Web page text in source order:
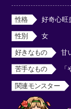
性格 好奇心旺
性別 女
好きなもの 甘
苦手なもの
関連モンスター